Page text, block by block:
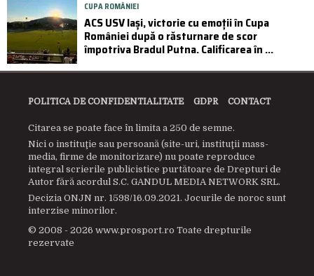
CUPA ROMÂNIEI
ACS USV Iași, victorie cu emoții în Cupa
României după o răsturnare de scor
împotriva Bradul Putna. Calificarea în ...
POLITICA DE CONFIDENTIALITATE GDPR CONTACT
Citarea se poate face în limita a 250 de semne.
Nici o instituţie sau persoană (site-uri, instituţii mass-
media, firme de monitorizare) nu poate reproduce
integral scrierile publicistice purtătoare de Drepturi de
Autor fără acordul S.C. GANDUL MEDIA NETWORK SRL.
Decizia ONJN nr. 1598/16.09.2021. Jocurile de noroc sunt
interzise minorilor.
© 2008 - 2026 www.prosport.ro Toate drepturile
rezervate